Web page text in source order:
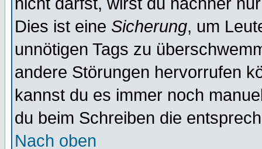
Dies ist eine Sicherung, um
unnötigen Tags zu
andere Störungen hervorrufen
kannst du es immer noch
du beim Schreiben die
Nach oben